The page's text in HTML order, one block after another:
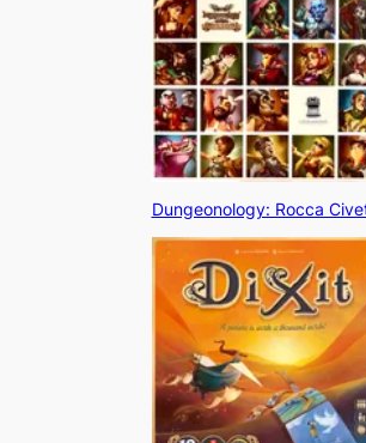
Dungeonology: Rocca